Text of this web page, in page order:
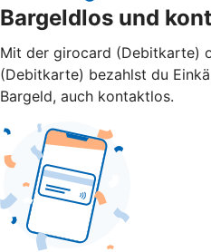
Bargeldlos und
Mit der girocard (Debitkarte)
(Debitkarte) bezahlst du
Bargeld, auch kontaktlos.